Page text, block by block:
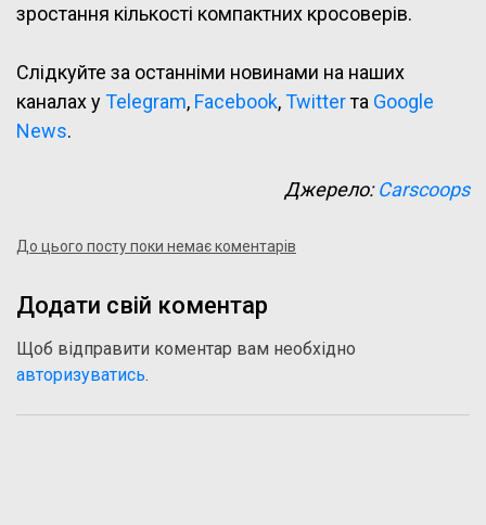
зростання кількості компактних кросоверів.
Слідкуйте за останніми новинами на наших
каналах уTelegram, Facebook,Twitterта Google
News.
Джерело:Carscoops
До цього посту поки немає коментарів
Додати свій коментар
Щоб відправити коментар вам необхідно
авторизуватись.